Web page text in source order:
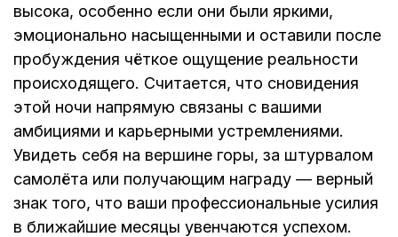
высока, особенно если они были яркими,
эмоционально насыщенными и оставили после
пробуждения чёткое ощущение реальности
происходящего. Считается, что сновидения
этой ночи напрямую связаны с вашими
амбициями и карьерными устремлениями.
Увидеть себя на вершине горы, за штурвалом
самолёта или получающим награду — верный
знак того, что ваши профессиональные усилия
в ближайшие месяцы увенчаются успехом.